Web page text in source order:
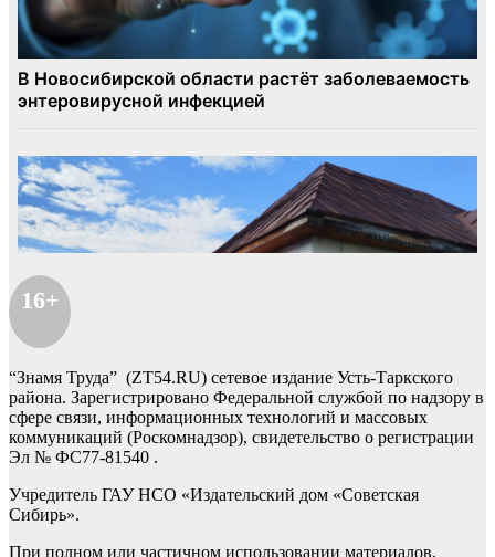
16+
“Знамя Труда” (ZT54.RU) сетевое издание Усть-Таркского
района. Зарегистрировано Федеральной службой по надзору в
сфере связи, информационных технологий и массовых
коммуникаций (Роскомнадзор), свидетельство о регистрации
Эл № ФС77-81540 .
Учредитель ГАУ НСО «Издательский дом «Советская
Сибирь».
При полном или частичном использовании материалов,